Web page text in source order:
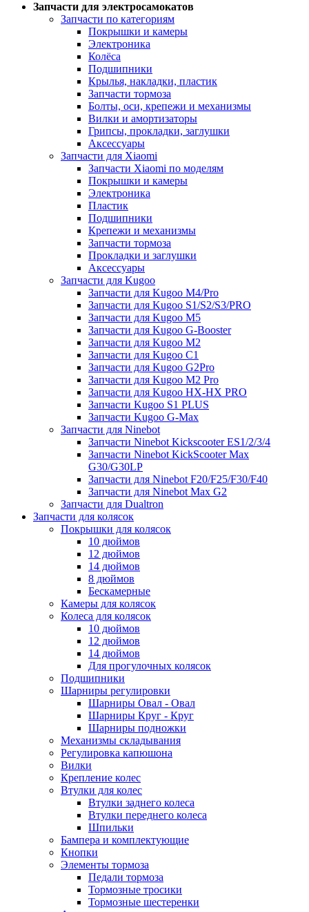
Запчасти для электросамокатов
Запчасти по категориям
Покрышки и камеры
Электроника
Колёса
Подшипники
Крылья, накладки, пластик
Запчасти тормоза
Болты, оси, крепежи и механизмы
Вилки и амортизаторы
Грипсы, прокладки, заглушки
Аксессуары
Запчасти для Xiaomi
Запчасти Xiaomi по моделям
Покрышки и камеры
Электроника
Пластик
Подшипники
Крепежи и механизмы
Запчасти тормоза
Прокладки и заглушки
Аксессуары
Запчасти для Kugoo
Запчасти для Kugoo M4/Pro
Запчасти для Kugoo S1/S2/S3/PRO
Запчасти для Kugoo M5
Запчасти для Kugoo G-Booster
Запчасти для Kugoo M2
Запчасти для Kugoo C1
Запчасти для Kugoo G2Pro
Запчасти для Kugoo M2 Pro
Запчасти для Kugoo HX-HX PRO
Запчасти Kugoo S1 PLUS
Запчасти Kugoo G-Max
Запчасти для Ninebot
Запчасти Ninebot Kickscooter ES1/2/3/4
Запчасти Ninebot KickScooter Max
G30/G30LP
Запчасти для Ninebot F20/F25/F30/F40
Запчасти для Ninebot Max G2
Запчасти для Dualtron
Запчасти для колясок
Покрышки для колясок
10 дюймов
12 дюймов
14 дюймов
8 дюймов
Бескамерные
Камеры для колясок
Колеса для колясок
10 дюймов
12 дюймов
14 дюймов
Для прогулочных колясок
Подшипники
Шарниры регулировки
Шарниры Овал - Овал
Шарниры Круг - Круг
Шарниры подножки
Механизмы складывания
Регулировка капюшона
Вилки
Крепление колес
Втулки для колес
Втулки заднего колеса
Втулки переднего колеса
Шпильки
Бампера и комплектующие
Кнопки
Элементы тормоза
Педали тормоза
Тормозные тросики
Тормозные шестеренки